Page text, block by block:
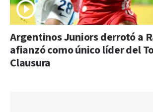
Argentinos Juniors derrotó a
afianzó como único líder del
Clausura